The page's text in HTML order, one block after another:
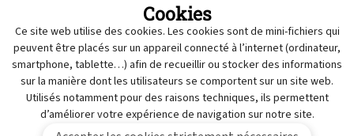
MyAPB
Vous devez être connecté(e) à MyAPB pour avoir
accès à ce contenu.
Devenir membre de
Travailler à l'APB
Service de Contrôle des Médicaments
Contact
Cookies
Ce site web utilise des cookies. Les cookies sont de mini-fichiers qui
peuvent être placés sur un appareil connecté à l’internet (ordinateur,
smartphone, tablette…) afin de recueillir ou stocker des informations
sur la manière dont les utilisateurs se comportent sur un site web.
Utilisés notamment pour des raisons techniques, ils permettent
d’améliorer votre expérience de navigation sur notre site.